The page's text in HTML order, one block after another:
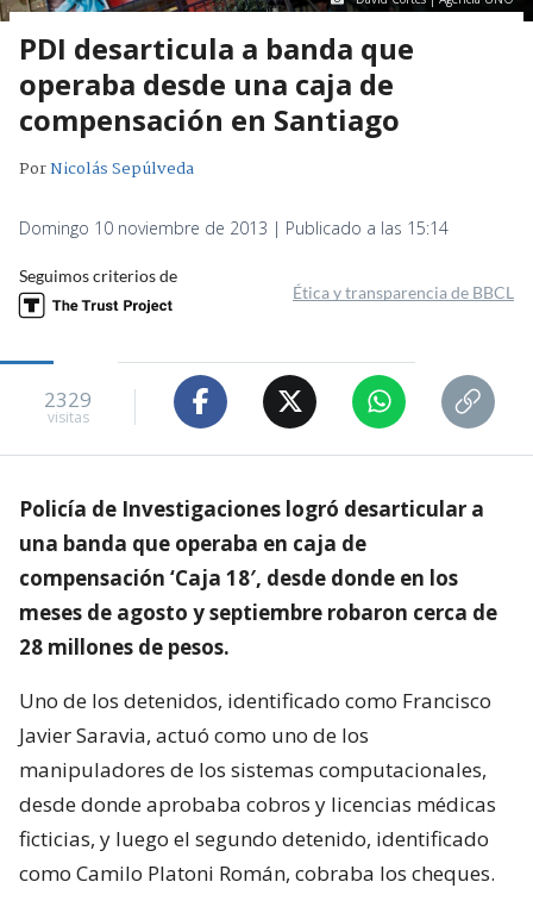
PDI desarticula a banda que
operaba desde una caja de
compensación en Santiago
PorNicolás Sepúlveda
Domingo 10 noviembre de 2013 | Publicado a las 15:14
Seguimos criterios de
Ética y transparencia de BBCL
2329
visitas
Policía de Investigaciones logró desarticular a
una banda que operaba en caja de
compensación ‘Caja 18′, desde donde en los
meses de agosto y septiembre robaron cerca de
28 millones de pesos.
Uno de los detenidos, identificado como Francisco
Javier Saravia, actuó como uno de los
manipuladores de los sistemas computacionales,
desde donde aprobaba cobros y licencias médicas
ficticias, y luego el segundo detenido, identificado
como Camilo Platoni Román, cobraba los cheques.